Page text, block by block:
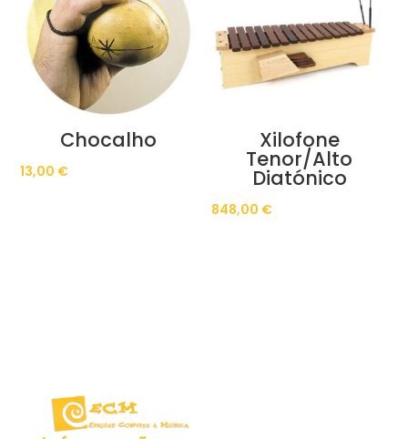
Chocalho
13,00 €
Xilofone
Tenor/Alto
Diatónico
848,00 €